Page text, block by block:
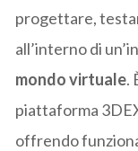
progettare,
all’interno di
mondo virtuale.
piattaforma
offrendo